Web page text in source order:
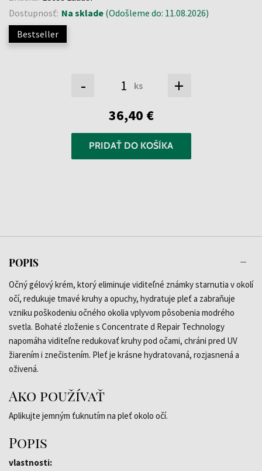
Dostupnosť: Na sklade (Odošleme do: 11.08.2026)
Bestseller
- ks +
36,40 €
PRIDAŤ DO KOŠÍKA
POPIS
Očný gélový krém, ktorý eliminuje viditeľné známky starnutia v okolí
očí, redukuje tmavé kruhy a opuchy, hydratuje pleť a zabraňuje
vzniku poškodeniu očného okolia vplyvom pôsobenia modrého
svetla. Bohaté zloženie s Concentrate d Repair Technology
napomáha viditeľne redukovať kruhy pod očami, chráni pred UV
žiarením i znečistením. Pleť je krásne hydratovaná, rozjasnená a
oživená.
Ako používať
Aplikujte jemným ťuknutím na pleť okolo očí.
Popis
vlastnosti: